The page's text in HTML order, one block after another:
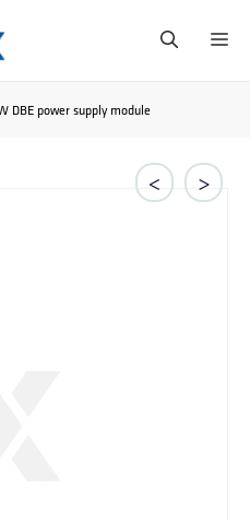
DBE power supply module
< >